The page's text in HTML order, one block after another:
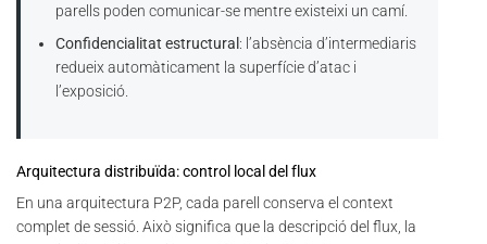
parells poden comunicar-se mentre existeixi un camí.
Confidencialitat estructural : l’absència d’intermediaris
redueix automàticament la superfície d’atac i
l’exposició.
Arquitectura distribuïda: control local del flux
En una arquitectura P2P, cada parell conserva el context
complet de sessió. Això significa que la descripció del flux, la